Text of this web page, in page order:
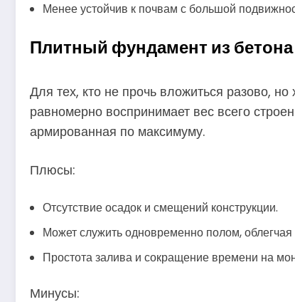
Менее устойчив к почвам с большой
Плитный фундамент из
Для тех, кто не прочь вложиться разово,
равномерно воспринимает вес всего
армированная по максимуму.
Плюсы:
Отсутствие осадок и смещений конструкции.
Может служить одновременно полом,
Простота залива и сокращение времени на
Минусы: